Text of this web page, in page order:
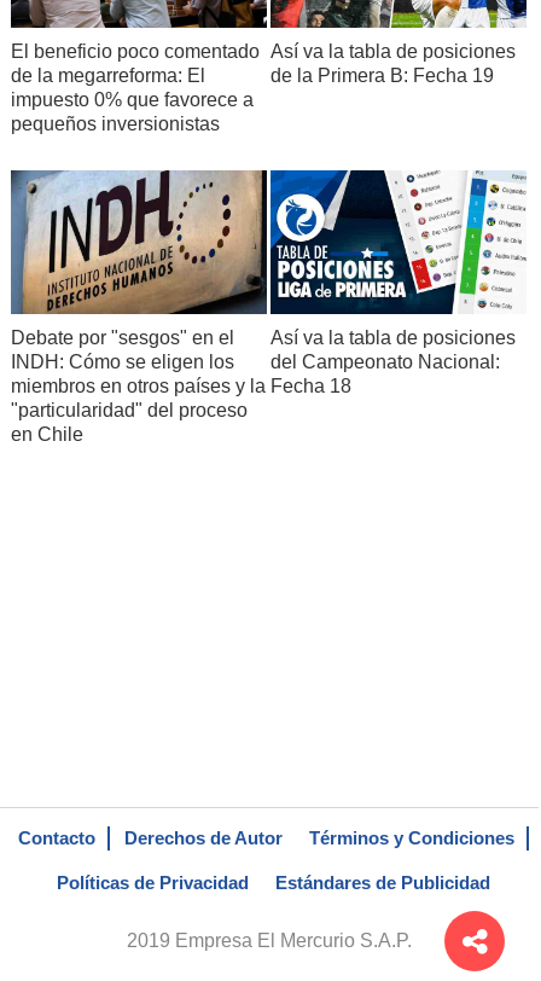
El beneficio poco comentado
de la megarreforma: El
impuesto 0% que favorece a
pequeños inversionistas
Así va la tabla de posiciones
de la Primera B: Fecha 19
Debate por "sesgos" en el
INDH: Cómo se eligen los
miembros en otros países y la
"particularidad" del proceso
en Chile
Así va la tabla de posiciones
del Campeonato Nacional:
Fecha 18
Contacto Derechos de Autor Términos y Condiciones
Políticas de Privacidad Estándares de Publicidad
2019 Empresa El Mercurio S.A.P.